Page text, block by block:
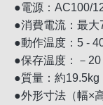
●電源：AC100/
●消費電流：最大
●動作温度：5 -
●保存温度：－
●質量：約19.5kg
●外形寸法（幅×